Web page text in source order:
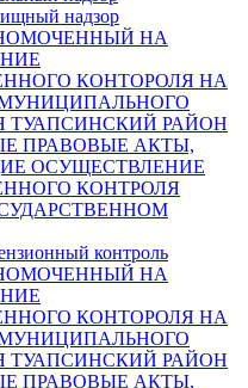
надзор
НА
КОНТОРОЛЯ НА
ТУАПСИНСКИЙ РАЙОН
ПРАВОВЫЕ АКТЫ,
ОСУЩЕСТВЛЕНИЕ
КОНТРОЛЯ
контроль
НА
КОНТОРОЛЯ НА
ТУАПСИНСКИЙ РАЙОН
ПРАВОВЫЕ АКТЫ,